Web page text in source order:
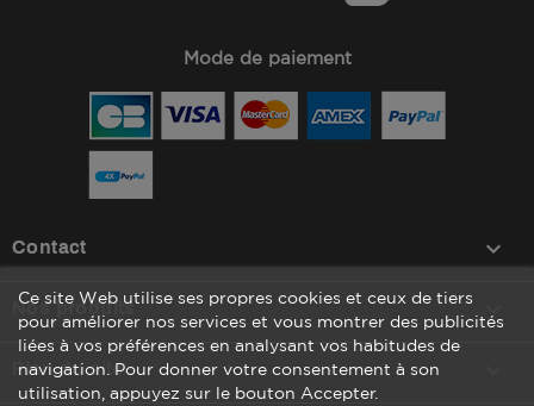
Mode de paiement
Contact keyboard_arrow_down
Nos produits 
Plan du site
Ce site Web utilise ses propres cookies et ceux de tiers
pour améliorer nos services et vous montrer des publicités
liées à vos préférences en analysant vos habitudes de
navigation. Pour donner votre consentement à son
utilisation, appuyez sur le bouton Accepter.